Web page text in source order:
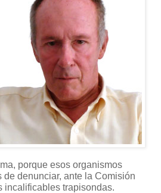
porque esos organismos
denunciar, ante la Comisión
incalificables trapisondas.